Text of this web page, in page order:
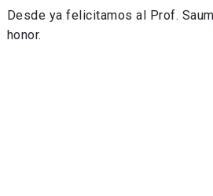
Desde ya felicitamos al Prof.
honor.